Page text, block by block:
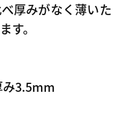
厚みがなく薄いた
す。
み3.5mm